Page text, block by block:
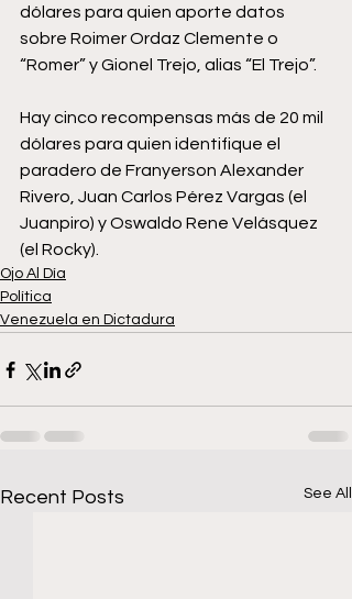
dólares para quien aporte datos
sobre Roimer Ordaz Clemente o
“Romer” y Gionel Trejo, alias “El Trejo”.
Hay cinco recompensas más de 20 mil
dólares para quien identifique el
paradero de Franyerson Alexander
Rivero, Juan Carlos Pérez Vargas (el
Juanpiro) y Oswaldo Rene Velásquez
(el Rocky).
Ojo Al Día
Política
Venezuela en Dictadura
Recent Posts See All